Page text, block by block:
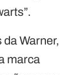
Warner,
marca